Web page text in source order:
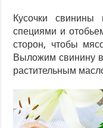
Кусочки
специями и
сторон, чтобы
Выложим свинину
растительным